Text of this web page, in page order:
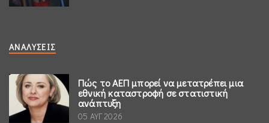
ΑΝΑΛΎΣΕΙΣ
Πώς το ΑΕΠ μπορεί να μετατρέπει μια
εθνική καταστροφή σε στατιστική
ανάπτυξη
05 ΑΥΓ 2026